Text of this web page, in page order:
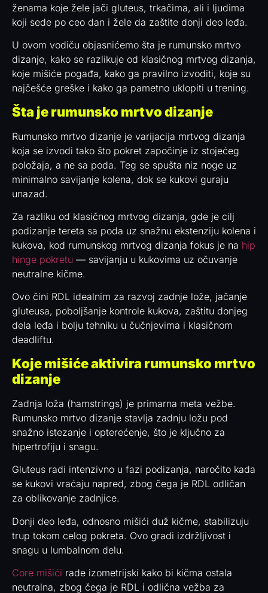
ženama koje žele jači gluteus, trkačima, ali i ljudima
koji sede po ceo dan i žele da zaštite donji deo leđa.
U ovom vodiču objasnićemo šta je rumunsko mrtvo
dizanje, kako se razlikuje od klasičnog mrtvog dizanja,
koje mišiće pogađa, kako ga pravilno izvoditi, koje su
najčešće greške i kako ga pametno uklopiti u trening.
Šta je rumunsko mrtvo dizanje
Rumunsko mrtvo dizanje je varijacija mrtvog dizanja
koja se izvodi tako što pokret započinje iz stojećeg
položaja, a ne sa poda. Teg se spušta niz noge uz
minimalno savijanje kolena, dok se kukovi guraju
unazad.
Za razliku od klasičnog mrtvog dizanja, gde je cilj
podizanje tereta sa poda uz snažnu ekstenziju kolena i
kukova, kod rumunskog mrtvog dizanja fokus je na hip
hinge pokretu — savijanju u kukovima uz očuvanje
neutralne kičme.
Ovo čini RDL idealnim za razvoj zadnje lože, jačanje
gluteusa, poboljšanje kontrole kukova, zaštitu donjeg
dela leđa i bolju tehniku u čučnjevima i klasičnom
deadliftu.
Koje mišiće aktivira rumunsko mrtvo
dizanje
Zadnja loža (hamstrings) je primarna meta vežbe.
Rumunsko mrtvo dizanje stavlja zadnju ložu pod
snažno istezanje i opterećenje, što je ključno za
hipertrofiju i snagu.
Gluteus radi intenzivno u fazi podizanja, naročito kada
se kukovi vraćaju napred, zbog čega je RDL odličan
za oblikovanje zadnjice.
Donji deo leđa, odnosno mišići duž kičme, stabilizuju
trup tokom celog pokreta. Ovo gradi izdržljivost i
snagu u lumbalnom delu.
Core mišići rade izometrijski kako bi kičma ostala
neutralna, zbog čega je RDL i odlična vežba za